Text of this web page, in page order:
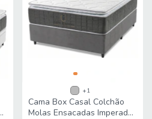
+1
Cama Box Casal Colchão
Molas Ensacadas Imperador